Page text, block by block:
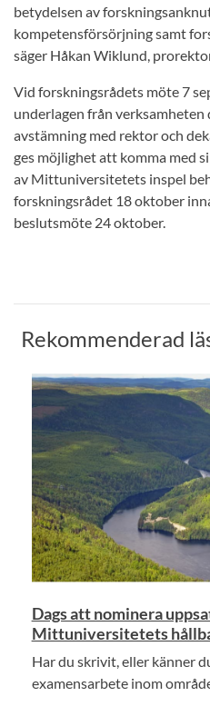
betydelsen av
kompetensförsörjning samt
säger Håkan Wiklund,
Vid forskningsrådets möte 7
underlagen från
avstämning med rektor och
ges möjlighet att komma med
av Mittuniversitetets inspel
forskningsrådet 18 oktober
beslutsmöte 24 oktober.
Rekommenderad
Dags att nominera
Mittuniversitetets
Har du skrivit, eller känner
examensarbete inom